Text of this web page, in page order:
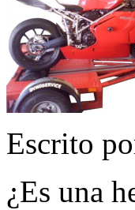
Escrito
¿Es una